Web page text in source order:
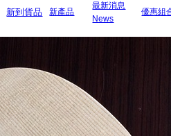
新到貨品 新產品
最新消息
News
優惠組